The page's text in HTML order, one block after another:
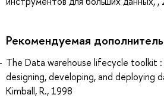
Рекомендуемая
The Data warehouse lifecycle toolkit
designing, developing, and deploying
Kimball, R., 1998